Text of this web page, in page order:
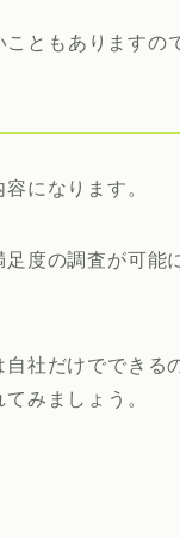
こともありますの
になります。
度の調査が可能
社だけでできる
みましょう。